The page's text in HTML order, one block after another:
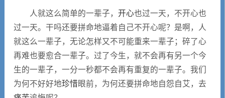
人就这么简单的一辈子， 开心也过一天，不开心也
过一天。干吗还要拼命地逼着自己不开心呢？是啊，人
就这么一辈子，无论怎样又不可能重来一辈子；碎了心
再难也要愈合一辈子。过了今生，就不会再有另一个今
生的一辈子，一分一秒都不会再有重复的一辈子。我们
为何不好好地珍惜眼前，为何还要拼命地自怨自艾，去